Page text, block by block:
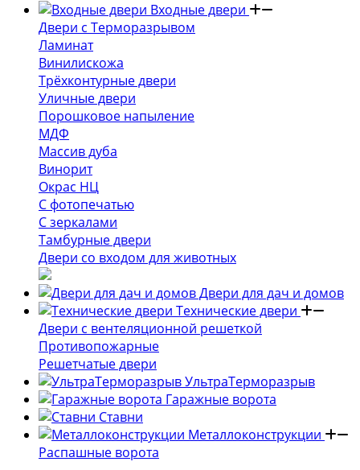
Входные двери
Двери с Терморазрывом
Ламинат
Винилискожа
Трёхконтурные двери
Уличные двери
Порошковое напыление
МДФ
Массив дуба
Винорит
Окрас НЦ
С фотопечатью
С зеркалами
Тамбурные двери
Двери со входом для животных
Двери для дач и домов
Технические двери
Двери с вентеляционной решеткой
Противопожарные
Решетчатые двери
УльтраТерморазрыв
Гаражные ворота
Ставни
Металлоконструкции
Распашные ворота